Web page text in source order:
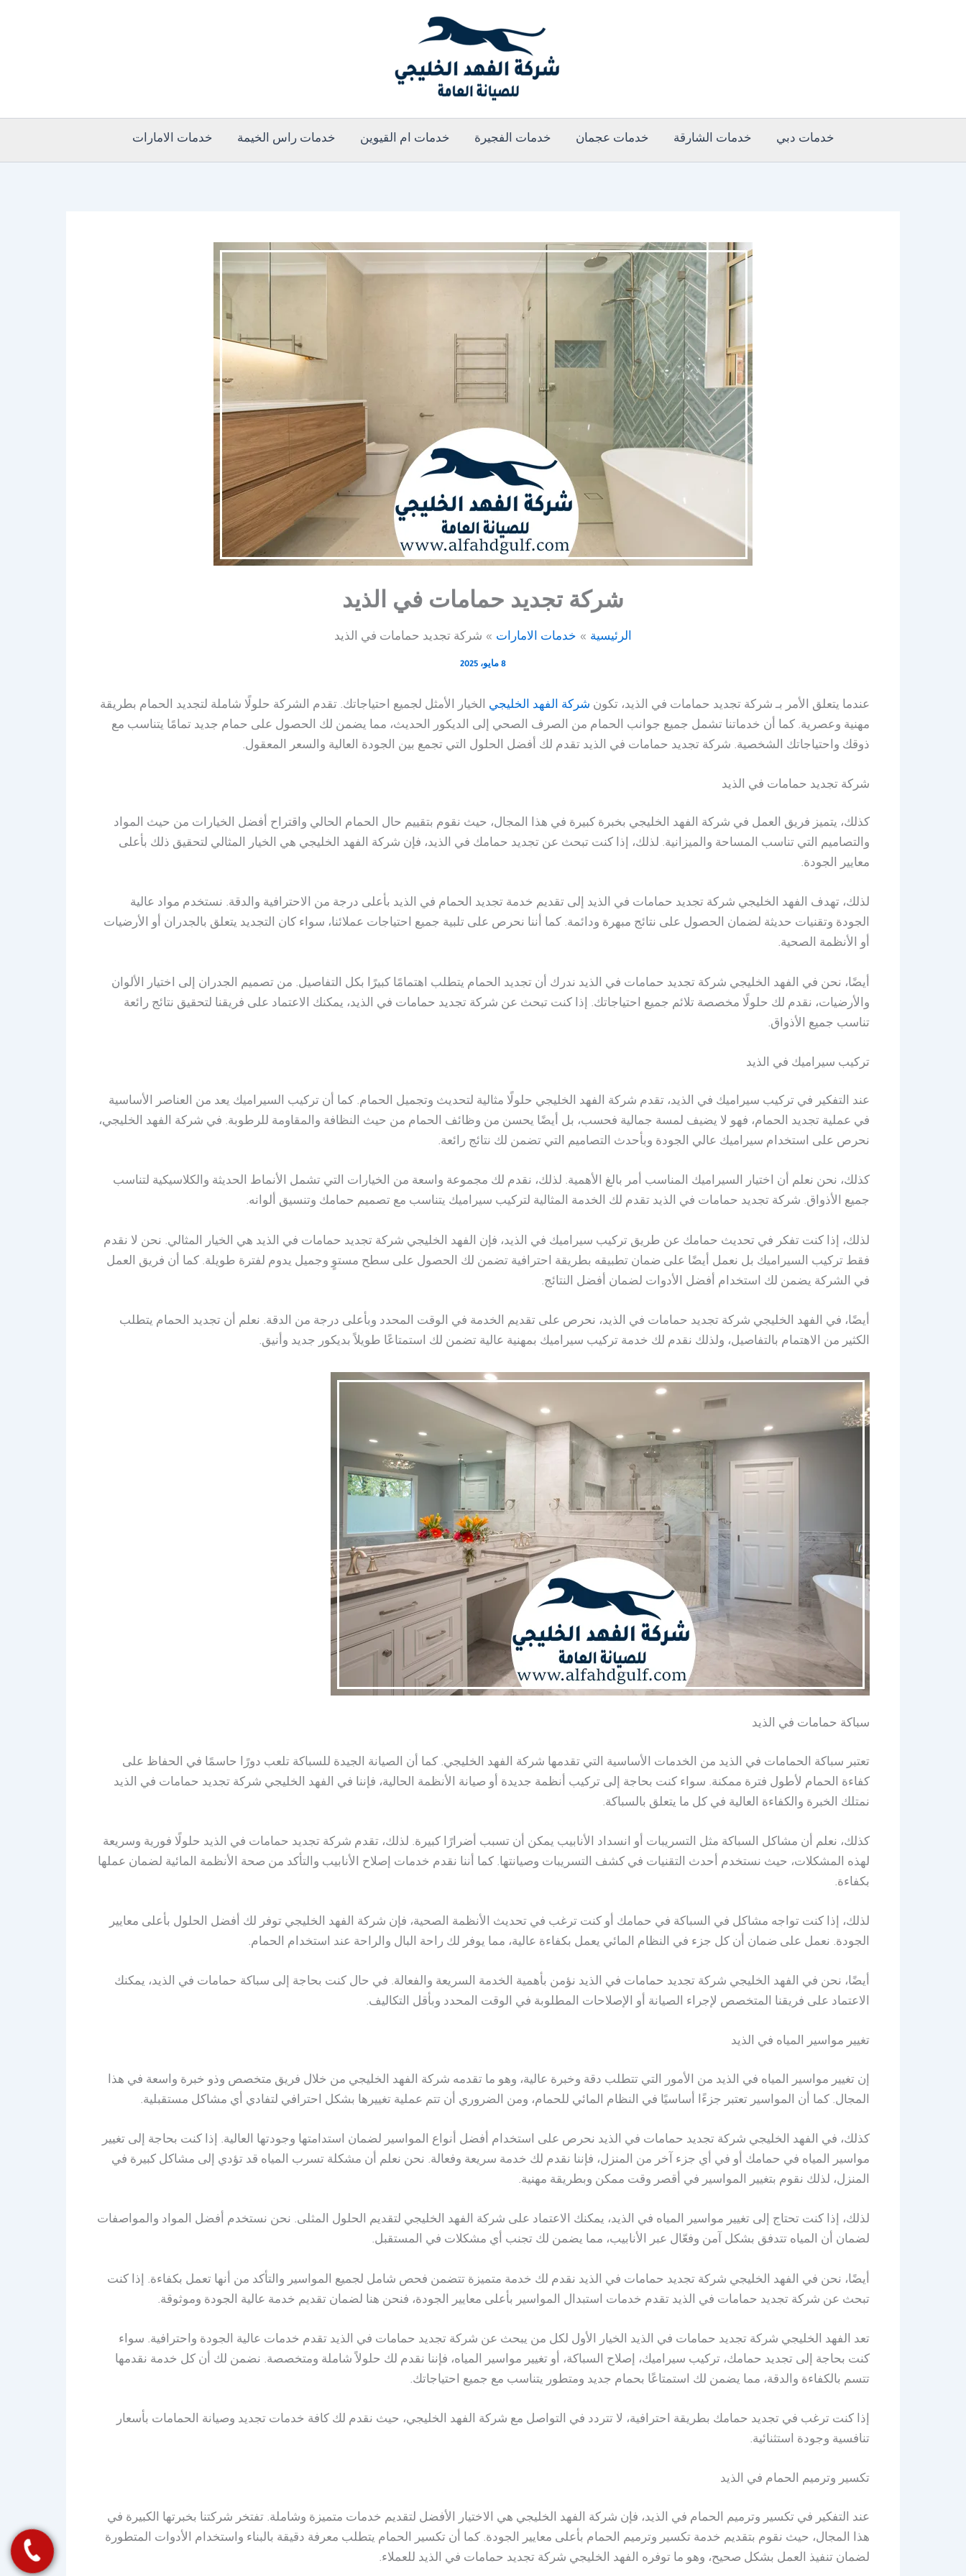
خدمات دبي خدمات الشارقة خدمات عجمان خدمات الفجيرة خدمات ام القيوين خدمات راس الخيمة خدمات الامارات
شركة تجديد حمامات في الذيد
الرئيسية خدمات الامارات شركة تجديد حمامات في الذيد
8 مايو، 2025
عندما يتعلق الأمر بـ شركة تجديد حمامات في الذيد، تكون شركة الفهد الخليجي الخيار الأمثل لجميع احتياجاتك. تقدم الشركة حلولًا شاملة لتجديد الحمام بطريقة
مهنية وعصرية. كما أن خدماتنا تشمل جميع جوانب الحمام من الصرف الصحي إلى الديكور الحديث، مما يضمن لك الحصول على حمام جديد تمامًا يتناسب مع
ذوقك واحتياجاتك الشخصية. شركة تجديد حمامات في الذيد تقدم لك أفضل الحلول التي تجمع بين الجودة العالية والسعر المعقول.
شركة تجديد حمامات في الذيد
كذلك، يتميز فريق العمل في شركة الفهد الخليجي بخبرة كبيرة في هذا المجال، حيث نقوم بتقييم حال الحمام الحالي واقتراح أفضل الخيارات من حيث المواد
والتصاميم التي تناسب المساحة والميزانية. لذلك، إذا كنت تبحث عن تجديد حمامك في الذيد، فإن شركة الفهد الخليجي هي الخيار المثالي لتحقيق ذلك بأعلى
معايير الجودة.
لذلك، تهدف الفهد الخليجي شركة تجديد حمامات في الذيد إلى تقديم خدمة تجديد الحمام في الذيد بأعلى درجة من الاحترافية والدقة. نستخدم مواد عالية
الجودة وتقنيات حديثة لضمان الحصول على نتائج مبهرة ودائمة. كما أننا نحرص على تلبية جميع احتياجات عملائنا، سواء كان التجديد يتعلق بالجدران أو الأرضيات
أو الأنظمة الصحية.
أيضًا، نحن في الفهد الخليجي شركة تجديد حمامات في الذيد ندرك أن تجديد الحمام يتطلب اهتمامًا كبيرًا بكل التفاصيل. من تصميم الجدران إلى اختيار الألوان
والأرضيات، نقدم لك حلولًا مخصصة تلائم جميع احتياجاتك. إذا كنت تبحث عن شركة تجديد حمامات في الذيد، يمكنك الاعتماد على فريقنا لتحقيق نتائج رائعة
تناسب جميع الأذواق.
تركيب سيراميك في الذيد
عند التفكير في تركيب سيراميك في الذيد، تقدم شركة الفهد الخليجي حلولًا مثالية لتحديث وتجميل الحمام. كما أن تركيب السيراميك يعد من العناصر الأساسية
في عملية تجديد الحمام، فهو لا يضيف لمسة جمالية فحسب، بل أيضًا يحسن من وظائف الحمام من حيث النظافة والمقاومة للرطوبة. في شركة الفهد الخليجي،
نحرص على استخدام سيراميك عالي الجودة وبأحدث التصاميم التي تضمن لك نتائج رائعة.
كذلك، نحن نعلم أن اختيار السيراميك المناسب أمر بالغ الأهمية. لذلك، نقدم لك مجموعة واسعة من الخيارات التي تشمل الأنماط الحديثة والكلاسيكية لتناسب
جميع الأذواق. شركة تجديد حمامات في الذيد تقدم لك الخدمة المثالية لتركيب سيراميك يتناسب مع تصميم حمامك وتنسيق ألوانه.
لذلك، إذا كنت تفكر في تحديث حمامك عن طريق تركيب سيراميك في الذيد، فإن الفهد الخليجي شركة تجديد حمامات في الذيد هي الخيار المثالي. نحن لا نقدم
فقط تركيب السيراميك بل نعمل أيضًا على ضمان تطبيقه بطريقة احترافية تضمن لك الحصول على سطح مستوٍ وجميل يدوم لفترة طويلة. كما أن فريق العمل
في الشركة يضمن لك استخدام أفضل الأدوات لضمان أفضل النتائج.
أيضًا، في الفهد الخليجي شركة تجديد حمامات في الذيد، نحرص على تقديم الخدمة في الوقت المحدد وبأعلى درجة من الدقة. نعلم أن تجديد الحمام يتطلب
الكثير من الاهتمام بالتفاصيل، ولذلك نقدم لك خدمة تركيب سيراميك بمهنية عالية تضمن لك استمتاعًا طويلاً بديكور جديد وأنيق.
سباكة حمامات في الذيد
تعتبر سباكة الحمامات في الذيد من الخدمات الأساسية التي تقدمها شركة الفهد الخليجي. كما أن الصيانة الجيدة للسباكة تلعب دورًا حاسمًا في الحفاظ على
كفاءة الحمام لأطول فترة ممكنة. سواء كنت بحاجة إلى تركيب أنظمة جديدة أو صيانة الأنظمة الحالية، فإننا في الفهد الخليجي شركة تجديد حمامات في الذيد
نمتلك الخبرة والكفاءة العالية في كل ما يتعلق بالسباكة.
كذلك، نعلم أن مشاكل السباكة مثل التسريبات أو انسداد الأنابيب يمكن أن تسبب أضرارًا كبيرة. لذلك، تقدم شركة تجديد حمامات في الذيد حلولًا فورية وسريعة
لهذه المشكلات، حيث نستخدم أحدث التقنيات في كشف التسريبات وصيانتها. كما أننا نقدم خدمات إصلاح الأنابيب والتأكد من صحة الأنظمة المائية لضمان عملها
بكفاءة.
لذلك، إذا كنت تواجه مشاكل في السباكة في حمامك أو كنت ترغب في تحديث الأنظمة الصحية، فإن شركة الفهد الخليجي توفر لك أفضل الحلول بأعلى معايير
الجودة. نعمل على ضمان أن كل جزء في النظام المائي يعمل بكفاءة عالية، مما يوفر لك راحة البال والراحة عند استخدام الحمام.
أيضًا، نحن في الفهد الخليجي شركة تجديد حمامات في الذيد نؤمن بأهمية الخدمة السريعة والفعالة. في حال كنت بحاجة إلى سباكة حمامات في الذيد، يمكنك
الاعتماد على فريقنا المتخصص لإجراء الصيانة أو الإصلاحات المطلوبة في الوقت المحدد وبأقل التكاليف.
تغيير مواسير المياه في الذيد
إن تغيير مواسير المياه في الذيد من الأمور التي تتطلب دقة وخبرة عالية، وهو ما تقدمه شركة الفهد الخليجي من خلال فريق متخصص وذو خبرة واسعة في هذا
المجال. كما أن المواسير تعتبر جزءًا أساسيًا في النظام المائي للحمام، ومن الضروري أن تتم عملية تغييرها بشكل احترافي لتفادي أي مشاكل مستقبلية.
كذلك، في الفهد الخليجي شركة تجديد حمامات في الذيد نحرص على استخدام أفضل أنواع المواسير لضمان استدامتها وجودتها العالية. إذا كنت بحاجة إلى تغيير
مواسير المياه في حمامك أو في أي جزء آخر من المنزل، فإننا نقدم لك خدمة سريعة وفعالة. نحن نعلم أن مشكلة تسرب المياه قد تؤدي إلى مشاكل كبيرة في
المنزل، لذلك نقوم بتغيير المواسير في أقصر وقت ممكن وبطريقة مهنية.
لذلك، إذا كنت تحتاج إلى تغيير مواسير المياه في الذيد، يمكنك الاعتماد على شركة الفهد الخليجي لتقديم الحلول المثلى. نحن نستخدم أفضل المواد والمواصفات
لضمان أن المياه تتدفق بشكل آمن وفعّال عبر الأنابيب، مما يضمن لك تجنب أي مشكلات في المستقبل.
أيضًا، نحن في الفهد الخليجي شركة تجديد حمامات في الذيد نقدم لك خدمة متميزة تتضمن فحص شامل لجميع المواسير والتأكد من أنها تعمل بكفاءة. إذا كنت
تبحث عن شركة تجديد حمامات في الذيد تقدم خدمات استبدال المواسير بأعلى معايير الجودة، فنحن هنا لضمان تقديم خدمة عالية الجودة وموثوقة.
تعد الفهد الخليجي شركة تجديد حمامات في الذيد الخيار الأول لكل من يبحث عن شركة تجديد حمامات في الذيد تقدم خدمات عالية الجودة واحترافية. سواء
كنت بحاجة إلى تجديد حمامك، تركيب سيراميك، إصلاح السباكة، أو تغيير مواسير المياه، فإننا نقدم لك حلولاً شاملة ومتخصصة. نضمن لك أن كل خدمة نقدمها
تتسم بالكفاءة والدقة، مما يضمن لك استمتاعًا بحمام جديد ومتطور يتناسب مع جميع احتياجاتك.
إذا كنت ترغب في تجديد حمامك بطريقة احترافية، لا تتردد في التواصل مع شركة الفهد الخليجي، حيث نقدم لك كافة خدمات تجديد وصيانة الحمامات بأسعار
تنافسية وجودة استثنائية.
تكسير وترميم الحمام في الذيد
عند التفكير في تكسير وترميم الحمام في الذيد، فإن شركة الفهد الخليجي هي الاختيار الأفضل لتقديم خدمات متميزة وشاملة. تفتخر شركتنا بخبرتها الكبيرة في
هذا المجال، حيث نقوم بتقديم خدمة تكسير وترميم الحمام بأعلى معايير الجودة. كما أن تكسير الحمام يتطلب معرفة دقيقة بالبناء واستخدام الأدوات المتطورة
لضمان تنفيذ العمل بشكل صحيح، وهو ما توفره الفهد الخليجي شركة تجديد حمامات في الذيد للعملاء.